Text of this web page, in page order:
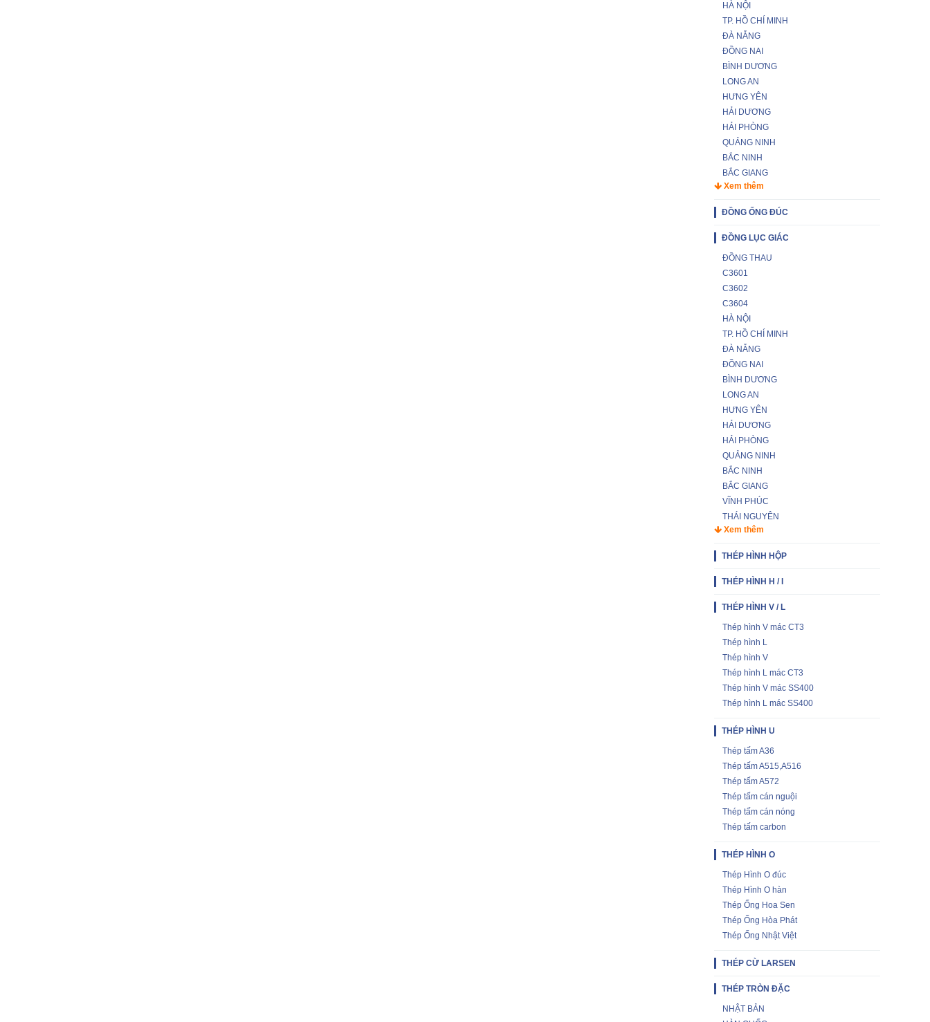
HÀ NỘI
TP. HỒ CHÍ MINH
ĐÀ NẴNG
ĐỒNG NAI
BÌNH DƯƠNG
LONG AN
HƯNG YÊN
HẢI DƯƠNG
HẢI PHÒNG
QUẢNG NINH
BẮC NINH
BẮC GIANG
Xem thêm
ĐỒNG ỐNG ĐÚC
ĐỒNG LỤC GIÁC
ĐỒNG THAU
C3601
C3602
C3604
HÀ NỘI
TP. HỒ CHÍ MINH
ĐÀ NẴNG
ĐỒNG NAI
BÌNH DƯƠNG
LONG AN
HƯNG YÊN
HẢI DƯƠNG
HẢI PHÒNG
QUẢNG NINH
BẮC NINH
BẮC GIANG
VĨNH PHÚC
THÁI NGUYÊN
Xem thêm
THÉP HÌNH HỘP
THÉP HÌNH H / I
THÉP HÌNH V / L
Thép hình V mác CT3
Thép hình L
Thép hình V
Thép hình L mác CT3
Thép hình V mác SS400
Thép hình L mác SS400
THÉP HÌNH U
Thép tấm A36
Thép tấm A515,A516
Thép tấm A572
Thép tấm cán nguội
Thép tấm cán nóng
Thép tấm carbon
THÉP HÌNH O
Thép Hình O đúc
Thép Hình O hàn
Thép Ống Hoa Sen
Thép Ống Hòa Phát
Thép Ống Nhật Việt
THÉP CỪ LARSEN
THÉP TRÒN ĐẶC
NHẬT BẢN